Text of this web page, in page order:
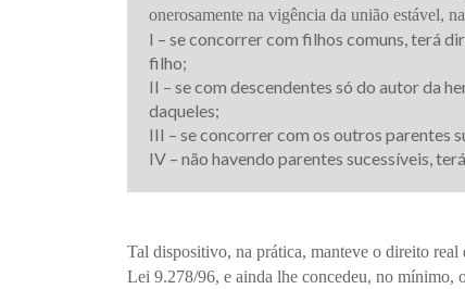
onerosamente na vigência da união estável,
I – se concorrer com filhos comuns, terá
filho;
II – se com descendentes só do autor da
daqueles;
III – se concorrer com os outros parentes
IV – não havendo parentes sucessíveis,
Tal dispositivo, na prática, manteve o direito
Lei 9.278/96, e ainda lhe concedeu, no mínimo,